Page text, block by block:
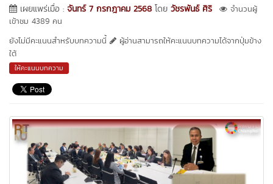
เผยแพร่เมื่อ : จันทร์ 7 กรกฎาคม 2568 โดย วัชรพันธ์ ศิริ
จำนวนผู้
เข้าชม 4389 คน
ยังไม่มีคะแนนสำหรับบทความนี้
ผู้อ่านสามารถให้คะแนนบทความได้จากปุ่มข้าง
ใต้
ให้คะแนนบทความ